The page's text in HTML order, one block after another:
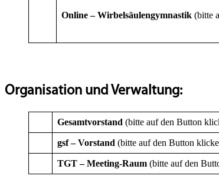
Online – Wirbelsäulengymnastik (bitte
Organisation und Verwaltung:
Gesamtvorstand (bitte auf den Button
gsf – Vorstand (bitte auf den Button
TGT – Meeting-Raum (bitte auf den